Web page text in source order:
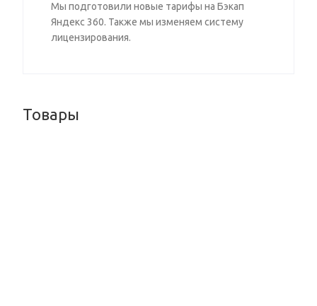
Мы подготовили новые тарифы на Бэкап
Яндекс 360. Также мы изменяем систему
лицензирования.
Товары